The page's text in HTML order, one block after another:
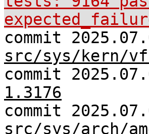
commit
src/sys/kern/
commit
1.3176
commit
src/sys/arch/